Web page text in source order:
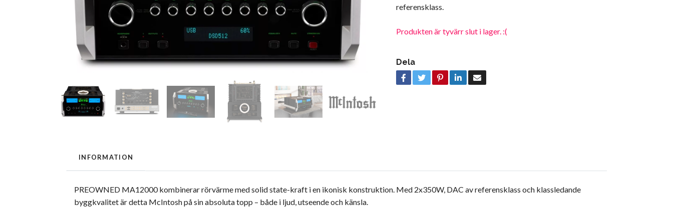
referensklass.
Produkten är tyvärr slut i lager. :(
Dela
INFORMATION
PREOWNED MA12000 kombinerar rörvärme med solid state-kraft i en ikonisk konstruktion. Med 2x350W, DAC av referensklass och klassledande
byggkvalitet är detta McIntosh på sin absoluta topp – både i ljud, utseende och känsla.